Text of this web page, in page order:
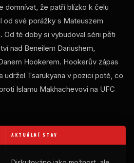
domnívat, že patří blízko k čelu
od své porážky s Mateuszem
Od té doby si vybudoval sérii pěti
nad Beneilem Dariushem,
Hookerem. Hookerův zápas
udržel Tsarukyana v pozici poté, co
Islamu Makhachevovi na UFC
AKTUÁLNÍ STAV